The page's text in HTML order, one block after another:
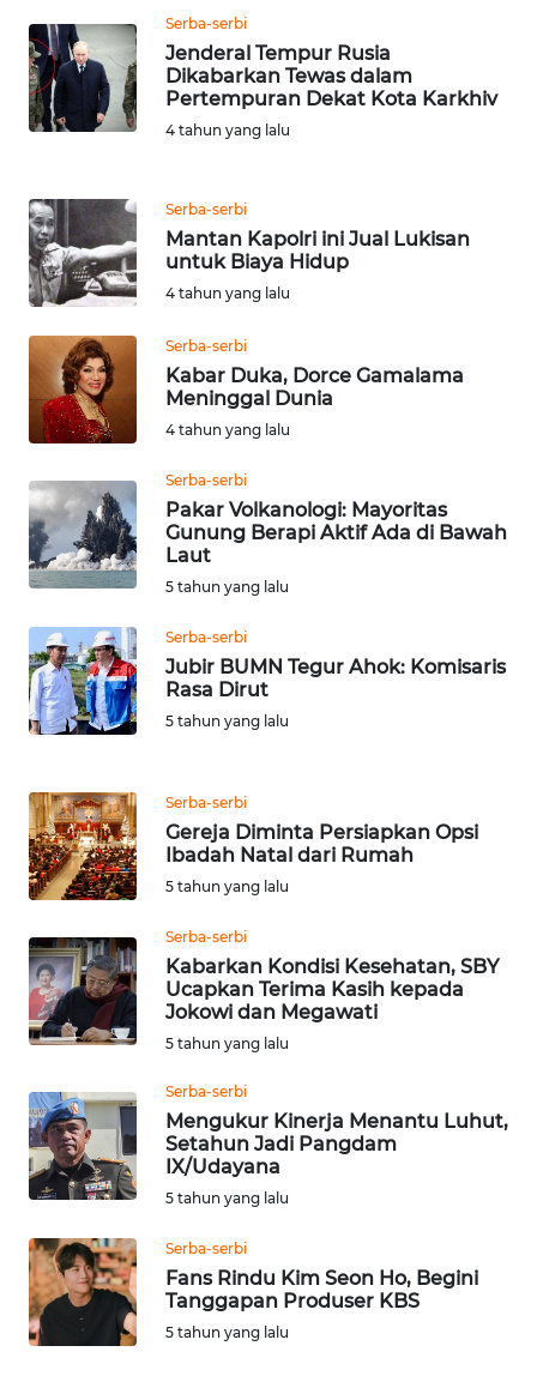
Serba-serbi
Jenderal Tempur Rusia
Dikabarkan Tewas dalam
Pertempuran Dekat Kota Karkhiv
4 tahun yang lalu
Serba-serbi
Mantan Kapolri ini Jual Lukisan
untuk Biaya Hidup
4 tahun yang lalu
Serba-serbi
Kabar Duka, Dorce Gamalama
Meninggal Dunia
4 tahun yang lalu
Serba-serbi
Pakar Volkanologi: Mayoritas
Gunung Berapi Aktif Ada di Bawah
Laut
5 tahun yang lalu
Serba-serbi
Jubir BUMN Tegur Ahok: Komisaris
Rasa Dirut
5 tahun yang lalu
Serba-serbi
Gereja Diminta Persiapkan Opsi
Ibadah Natal dari Rumah
5 tahun yang lalu
Serba-serbi
Kabarkan Kondisi Kesehatan, SBY
Ucapkan Terima Kasih kepada
Jokowi dan Megawati
5 tahun yang lalu
Serba-serbi
Mengukur Kinerja Menantu Luhut,
Setahun Jadi Pangdam
IX/Udayana
5 tahun yang lalu
Serba-serbi
Fans Rindu Kim Seon Ho, Begini
Tanggapan Produser KBS
5 tahun yang lalu
WN
KALTENG
WN
KALSEL
WN
WN
SULSEL
GORONTALO
WN
SULUT
WN
MALUKU
WN
WN
DAIRI
DANAU
TOBA
WN
WN
LANGKAT
WN
SELATAN
WN
TANJUNG